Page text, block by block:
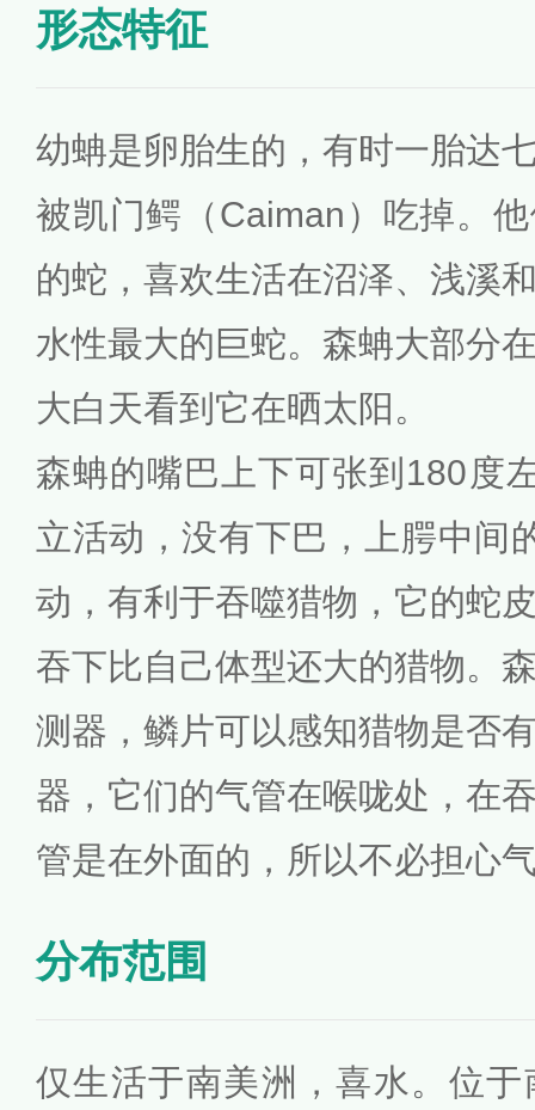
形态特征
幼蚺是卵胎生的，有时一胎达
被凯门鳄（Caiman）吃掉。
的蛇，喜欢生活在沼泽、浅溪
水性最大的巨蛇。森蚺大部分
大白天看到它在晒太阳。
森蚺的嘴巴上下可张到180度
立活动，没有下巴，上腭中间
动，有利于吞噬猎物，它的蛇
吞下比自己体型还大的猎物。
测器，鳞片可以感知猎物是否
器，它们的气管在喉咙处，在
管是在外面的，所以不必担心
分布范围
仅生活于南美洲，喜水。位